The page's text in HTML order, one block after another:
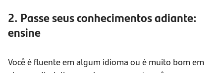
2. Passe seus conhecimentos adiante:
ensine
Você é fluente em algum idioma ou é muito bom em